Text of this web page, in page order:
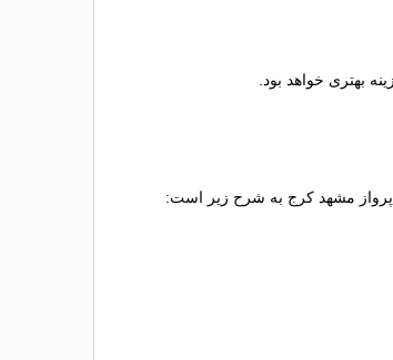
بهتری خواهد بود.
پرواز مشهد کرج به شرح زیر است: